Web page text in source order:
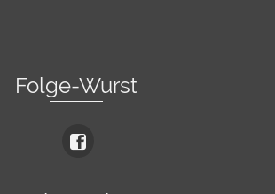
Folge-Wurst